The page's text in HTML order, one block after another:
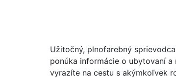
Užitočný, plnofarebný
ponúka informácie o ubytovaní
vyrazíte na cestu s akýmkoľvek